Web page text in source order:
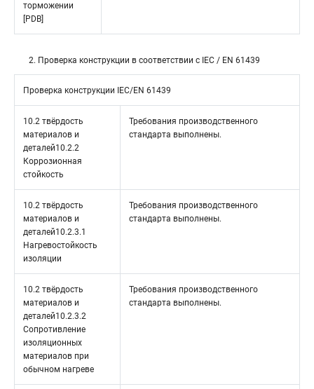
торможении
[PDB]
2. Проверка конструкции в соответствии с IEC / EN 61439
Проверка конструкции IEC/EN 61439
10.2 твёрдость
материалов и
деталей10.2.2
Коррозионная
стойкость
Требования производственного
стандарта выполнены.
10.2 твёрдость
материалов и
деталей10.2.3.1
Нагревостойкость
изоляции
Требования производственного
стандарта выполнены.
10.2 твёрдость
материалов и
деталей10.2.3.2
Сопротивление
изоляционных
материалов при
обычном нагреве
Требования производственного
стандарта выполнены.